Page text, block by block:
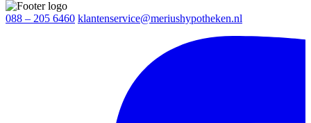
088 – 205 6460 klantenservice@meriushypotheken.nl